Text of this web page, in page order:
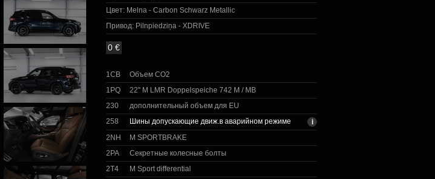
Цвет: Melna - Carbon Schwarz Metallic
Привод: Pilnpiedziņa - XDRIVE
0 €
1CB
Объем CO2
1PQ
22'' M LMR Doppelspeiche 742 M / MB
230
дополнительный объем для EU
258
Шины допускающие движ.в аварийном режиме
2NH
M SPORTBRAKE
2PA
Секретные колесные болты
2T4
M Sport differential